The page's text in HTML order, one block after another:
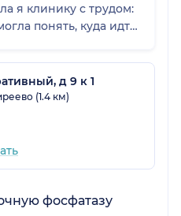
я клинику с трудом:
понять, куда идти
что не очень
знает этот район.
какие-то указатели,
мне подсказали, что
нем доехала, потому
д 9 к 1
(1.4 км)
фосфатазу